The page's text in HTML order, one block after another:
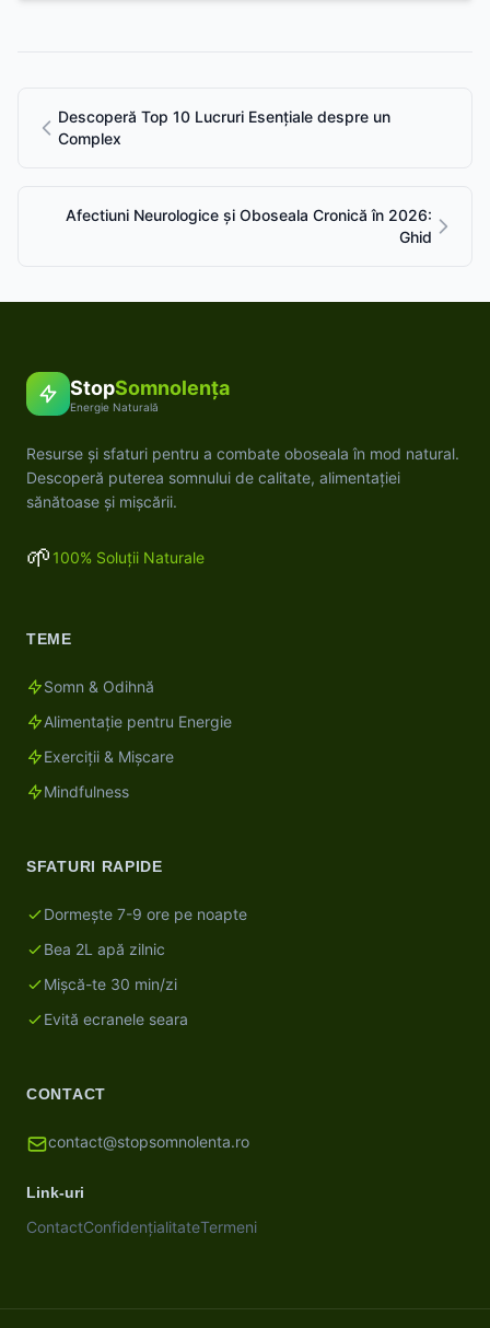
Descoperă Top 10 Lucruri Esențiale despre un
Complex
Afectiuni Neurologice și Oboseala Cronică în 2026:
Ghid
StopSomnolența
Energie Naturală
Resurse și sfaturi pentru a combate oboseala în mod natural.
Descoperă puterea somnului de calitate, alimentației
sănătoase și mișcării.
🌱 100% Soluții Naturale
TEME
Somn & Odihnă
Alimentație pentru Energie
Exerciții & Mișcare
Mindfulness
SFATURI RAPIDE
Dormește 7-9 ore pe noapte
Bea 2L apă zilnic
Mișcă-te 30 min/zi
Evită ecranele seara
CONTACT
contact@stopsomnolenta.ro
Link-uri
ContactConfidențialitateTermeni